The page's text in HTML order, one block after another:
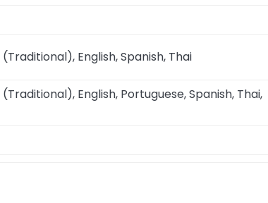
English, Spanish, Thai
English, Portuguese, Spanish, Thai,